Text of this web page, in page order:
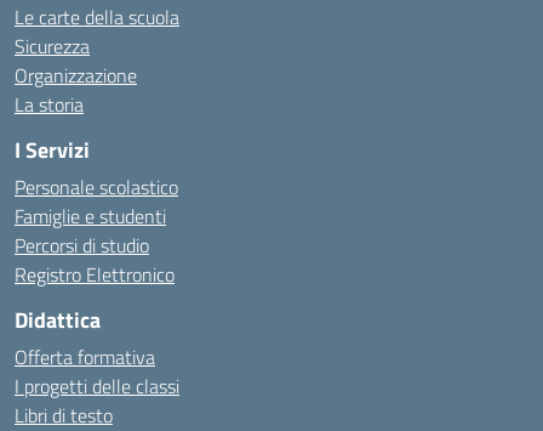
Le carte della scuola
Sicurezza
Organizzazione
La storia
I Servizi
Personale scolastico
Famiglie e studenti
Percorsi di studio
Registro Elettronico
Didattica
Offerta formativa
I progetti delle classi
Libri di testo